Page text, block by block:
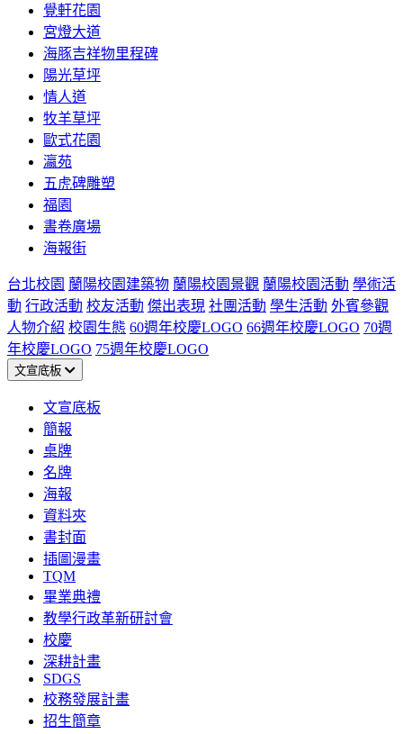
覺軒花園
宮燈大道
海豚吉祥物里程碑
陽光草坪
情人道
牧羊草坪
歐式花園
瀛苑
五虎碑雕塑
福園
書卷廣場
海報街
台北校園 蘭陽校園建築物 蘭陽校園景觀 蘭陽校園活動 學術活
動 行政活動 校友活動 傑出表現 社團活動 學生活動 外賓參觀
人物介紹 校園生態 60週年校慶LOGO 66週年校慶LOGO 70週
年校慶LOGO 75週年校慶LOGO
文宣底板
文宣底板
簡報
桌牌
名牌
海報
資料夾
書封面
插圖漫畫
TQM
畢業典禮
教學行政革新研討會
校慶
深耕計畫
SDGS
校務發展計畫
招生簡章